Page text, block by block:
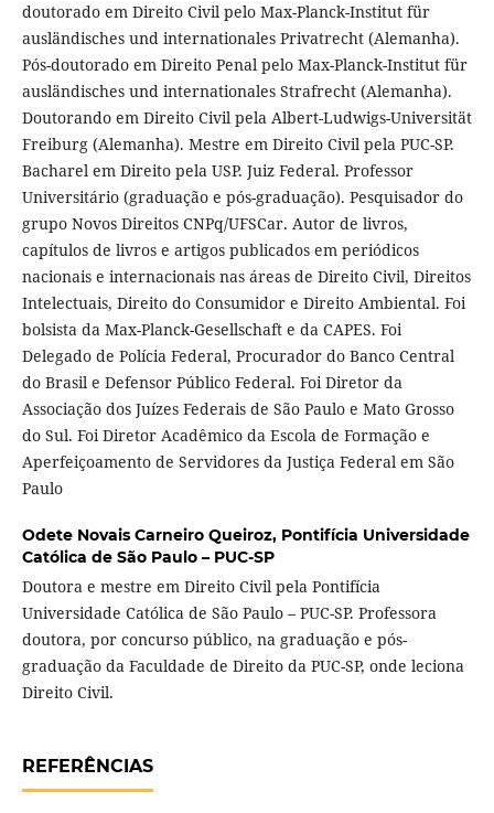
doutorado em Direito Civil pelo Max-Planck-Institut für
ausländisches und internationales Privatrecht (Alemanha).
Pós-doutorado em Direito Penal pelo Max-Planck-Institut für
ausländisches und internationales Strafrecht (Alemanha).
Doutorando em Direito Civil pela Albert-Ludwigs-Universität
Freiburg (Alemanha). Mestre em Direito Civil pela PUC-SP.
Bacharel em Direito pela USP. Juiz Federal. Professor
Universitário (graduação e pós-graduação). Pesquisador do
grupo Novos Direitos CNPq/UFSCar. Autor de livros,
capítulos de livros e artigos publicados em periódicos
nacionais e internacionais nas áreas de Direito Civil, Direitos
Intelectuais, Direito do Consumidor e Direito Ambiental. Foi
bolsista da Max-Planck-Gesellschaft e da CAPES. Foi
Delegado de Polícia Federal, Procurador do Banco Central
do Brasil e Defensor Público Federal. Foi Diretor da
Associação dos Juízes Federais de São Paulo e Mato Grosso
do Sul. Foi Diretor Acadêmico da Escola de Formação e
Aperfeiçoamento de Servidores da Justiça Federal em São
Paulo
Odete Novais Carneiro Queiroz, Pontifícia Universidade
Católica de São Paulo – PUC-SP
Doutora e mestre em Direito Civil pela Pontifícia
Universidade Católica de São Paulo – PUC-SP. Professora
doutora, por concurso público, na graduação e pós-
graduação da Faculdade de Direito da PUC-SP, onde leciona
Direito Civil.
REFERÊNCIAS